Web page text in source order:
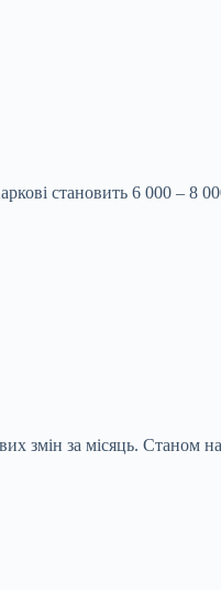
становить 6 000 – 8
змін за місяць. Станом